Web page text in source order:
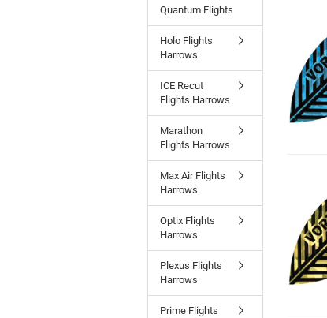
Quantum Flights
Holo Flights
Harrows
ICE Recut
Flights Harrows
Marathon
Flights Harrows
Max Air Flights
Harrows
Optix Flights
Harrows
Plexus Flights
Harrows
Prime Flights